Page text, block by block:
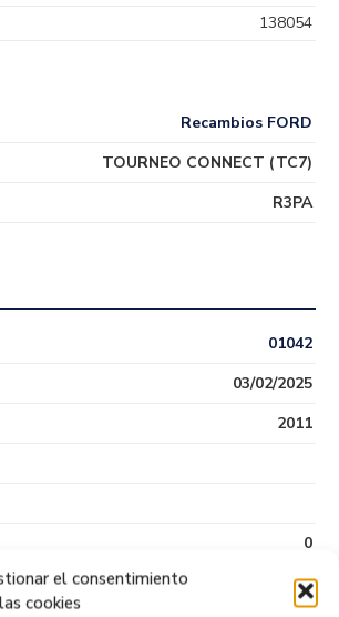
el consentimiento
cookies
138054
Recambios FORD
TOURNEO CONNECT (TC7)
R3PA
01042
03/02/2025
2011
0
Diésel